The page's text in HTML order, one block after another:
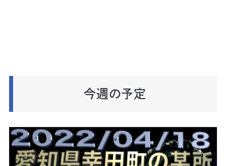
今週の予定